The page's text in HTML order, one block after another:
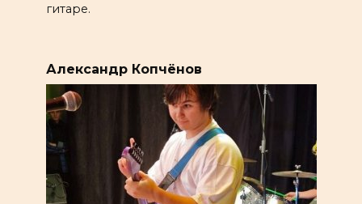
гитаре.
Александр Копчёнов